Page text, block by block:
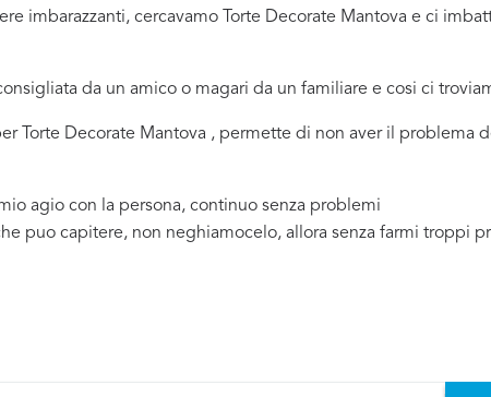
imbarazzanti, cercavamo Torte Decorate Mantova e ci
da un amico o magari da un familiare e cosi ci
Torte Decorate Mantova , permette di non aver il problema
agio con la persona, continuo senza problemi
puo capitere, non neghiamocelo, allora senza farmi troppi